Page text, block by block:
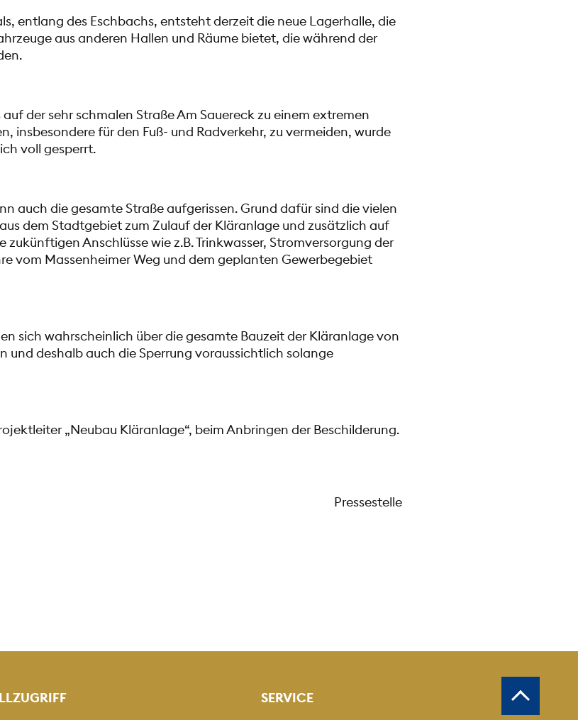
entlang des Eschbachs, entsteht derzeit die neue Lagerhalle, die
aus anderen Hallen und Räume bietet, die während der
der sehr schmalen Straße Am Sauereck zu einem extremen
insbesondere für den Fuß- und Radverkehr, zu vermeiden, wurde
voll gesperrt.
auch die gesamte Straße aufgerissen. Grund dafür sind die vielen
dem Stadtgebiet zum Zulauf der Kläranlage und zusätzlich auf
Anschlüsse wie z.B. Trinkwasser, Stromversorgung der
vom Massenheimer Weg und dem geplanten Gewerbegebiet
sich wahrscheinlich über die gesamte Bauzeit der Kläranlage von
und deshalb auch die Sperrung voraussichtlich solange
„Neubau Kläranlage“, beim Anbringen der Beschilderung.
Pressestelle
SERVICE